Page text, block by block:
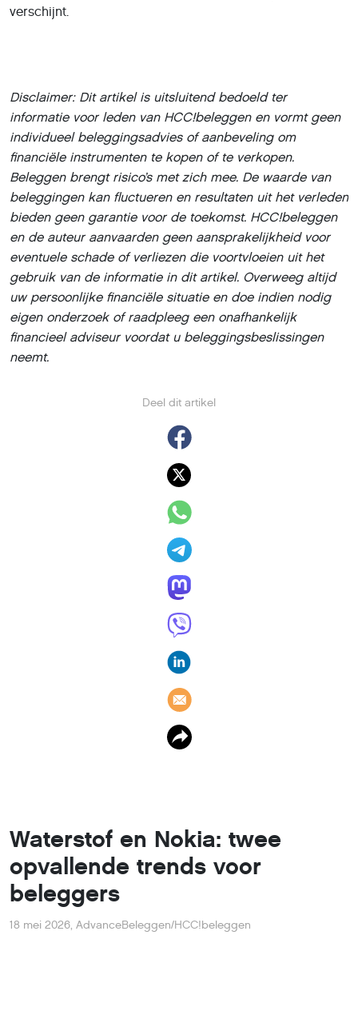
Deel dit artikel
verschijnt.
Disclaimer: Dit artikel is uitsluitend bedoeld ter
informatie voor leden van HCC!beleggen en vormt geen
individueel beleggingsadvies of aanbeveling om
financiële instrumenten te kopen of te verkopen.
Beleggen brengt risico’s met zich mee. De waarde van
beleggingen kan fluctueren en resultaten uit het verleden
bieden geen garantie voor de toekomst. HCC!beleggen
en de auteur aanvaarden geen aansprakelijkheid voor
eventuele schade of verliezen die voortvloeien uit het
gebruik van de informatie in dit artikel. Overweeg altijd
uw persoonlijke financiële situatie en doe indien nodig
eigen onderzoek of raadpleeg een onafhankelijk
financieel adviseur voordat u beleggingsbeslissingen
neemt.
Waterstof en Nokia: twee
opvallende trends voor
beleggers
18 mei 2026, AdvanceBeleggen/HCC!beleggen